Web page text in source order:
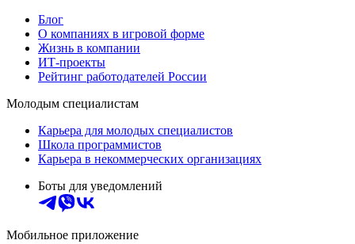
Блог
О компаниях в игровой форме
Жизнь в компании
ИТ-проекты
Рейтинг работодателей России
Молодым специалистам
Карьера для молодых специалистов
Школа программистов
Карьера в некоммерческих организациях
Боты для уведомлений
Мобильное приложение